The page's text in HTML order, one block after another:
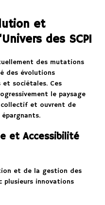
et
des SCPI
des mutations
des évolutions
et sociétales. Ces
le paysage
collectif et ouvrent de
et Accessibilité
et de la gestion des
plusieurs innovations